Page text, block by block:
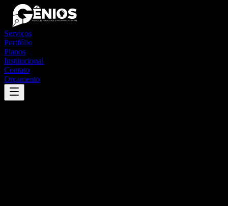
Serviços
Portfólio
Planos
Institucional
Contato
Orçamento